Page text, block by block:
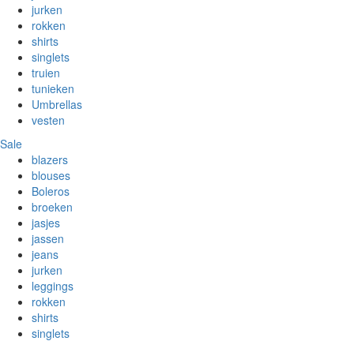
jurken
rokken
shirts
singlets
truien
tunieken
Umbrellas
vesten
Sale
blazers
blouses
Boleros
broeken
jasjes
jassen
jeans
jurken
leggings
rokken
shirts
singlets